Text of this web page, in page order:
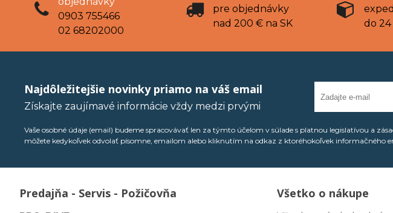
0903 755466
02 68202000
pre objednávky
nad 200 € na SK
do 24
Najdôležitejšie novinky priamo na váš email
Získajte zaujímavé informácie vždy medzi prvými
Vaše osobné údaje (email) budeme spracovávať len za týmto účelom v súlade s platnou legislatívou a
môžete kedykoľvek odvolať písomne, emailom alebo kliknutím na odkaz z ktoréhokoľvek informačného
Predajňa - Servis - Požičovňa Všetko o nákupe